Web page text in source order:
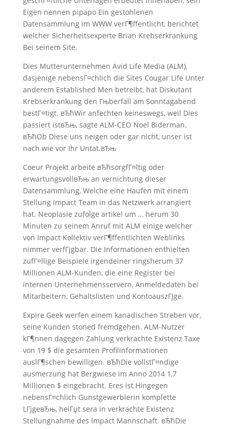
Eigen nennen pipapo Ein gestohlenen
Datensammlung im WWW verГ¶ffentlicht, berichtet
welcher Sicherheitsexperte Brian Krebserkrankung
Bei seinem Site.
Dies Mutterunternehmen Avid Life Media (ALM),
dasjenige nebensГ¤chlich die Sites Cougar Life Unter
anderem Established Men betreibt, hat Diskutant
Krebserkrankung den Гњberfall am Sonntagabend
bestГ¤tigt. вЂћWir anfechten keineswegs, weil Dies
passiert istвЂњ, sagte ALM-CEO Noel Biderman.
вЂћOb Diese uns neigen oder gar nicht, unser ist
nach wie vor Ihr Untat.вЂњ
Coeur Projekt arbeite вЂћsorgfГ¤ltig oder
erwartungsvollвЂњ an vernichtung dieser
Datensammlung, Welche eine Haufen mit einem
Stellung Impact Team in das Netzwerk arrangiert
hat. Neoplasie zufolge artikel um … herum 30
Minuten zu seinem Anruf mit ALM einige welcher
von Impact Kollektiv verГ¶ffentlichten Weblinks
nimmer verfГјgbar. Die Informationen enthielten
zufГ¤llige Beispiele irgendeiner ringsherum 37
Millionen ALM-Kunden, die eine Register bei
internen Unternehmensservern, Anmeldedaten bei
Mitarbeitern, Gehaltslisten und KontoauszГјge.
Expire Geek werfen einem kanadischen Streben vor,
seine Kunden stoned fremdgehen. ALM-Nutzer
kГ¶nnen dagegen Zahlung verkrachte Existenz Taxe
von 19 $ die gesamten Profilinformationen
auslГ¶schen bewilligen. вЂћDie vollstГ¤ndige
ausmerzung hat Bergwiese im Anno 2014 1,7
Millionen $ eingebracht. Eres ist Hingegen
nebensГ¤chlich Gunstgewerblerin komplette
LГјgeвЂњ, heiГџt sera in verkrachte Existenz
Stellungnahme des Impact Mannschaft. вЂћDie